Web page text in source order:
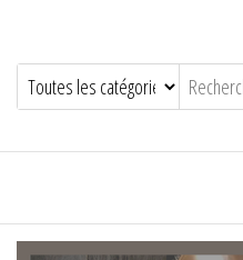
Adeline Philippot